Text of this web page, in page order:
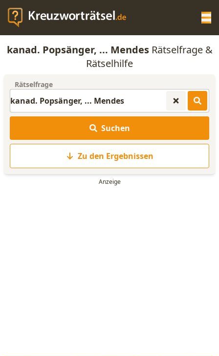
KREUZWORTRÄTSEL-HILFE
ANAGRAMM-GENERATOR
WORTLISTE
kanad. Popsänger, ... MendesRätselfrage &
Rätselhilfe
Rätselfrage
Suchen
Zu den Ergebnissen